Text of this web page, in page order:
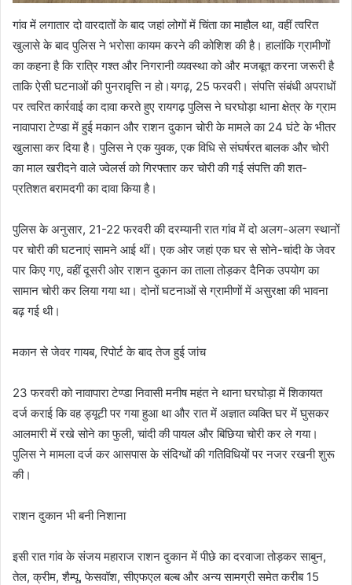
गांव में लगातार दो वारदातों के बाद जहां लोगों में चिंता का माहौल था, वहीं त्वरित
खुलासे के बाद पुलिस ने भरोसा कायम करने की कोशिश की है। हालांकि ग्रामीणों
का कहना है कि रात्रि गश्त और निगरानी व्यवस्था को और मजबूत करना जरूरी है
ताकि ऐसी घटनाओं की पुनरावृत्ति न हो।यगढ़, 25 फरवरी। संपत्ति संबंधी अपराधों
पर त्वरित कार्रवाई का दावा करते हुए रायगढ़ पुलिस ने घरघोड़ा थाना क्षेत्र के ग्राम
नावापारा टेण्डा में हुई मकान और राशन दुकान चोरी के मामले का 24 घंटे के भीतर
खुलासा कर दिया है। पुलिस ने एक युवक, एक विधि से संघर्षरत बालक और चोरी
का माल खरीदने वाले ज्वेलर्स को गिरफ्तार कर चोरी की गई संपत्ति की शत-
प्रतिशत बरामदगी का दावा किया है।
पुलिस के अनुसार, 21-22 फरवरी की दरम्यानी रात गांव में दो अलग-अलग स्थानों
पर चोरी की घटनाएं सामने आई थीं। एक ओर जहां एक घर से सोने-चांदी के जेवर
पार किए गए, वहीं दूसरी ओर राशन दुकान का ताला तोड़कर दैनिक उपयोग का
सामान चोरी कर लिया गया था। दोनों घटनाओं से ग्रामीणों में असुरक्षा की भावना
बढ़ गई थी।
मकान से जेवर गायब, रिपोर्ट के बाद तेज हुई जांच
23 फरवरी को नावापारा टेण्डा निवासी मनीष महंत ने थाना घरघोड़ा में शिकायत
दर्ज कराई कि वह ड्यूटी पर गया हुआ था और रात में अज्ञात व्यक्ति घर में घुसकर
आलमारी में रखे सोने का फुली, चांदी की पायल और बिछिया चोरी कर ले गया।
पुलिस ने मामला दर्ज कर आसपास के संदिग्धों की गतिविधियों पर नजर रखनी शुरू
की।
राशन दुकान भी बनी निशाना
इसी रात गांव के संजय महाराज राशन दुकान में पीछे का दरवाजा तोड़कर साबुन,
तेल, क्रीम, शैम्पू, फेसवॉश, सीएफएल बल्ब और अन्य सामग्री समेत करीब 15